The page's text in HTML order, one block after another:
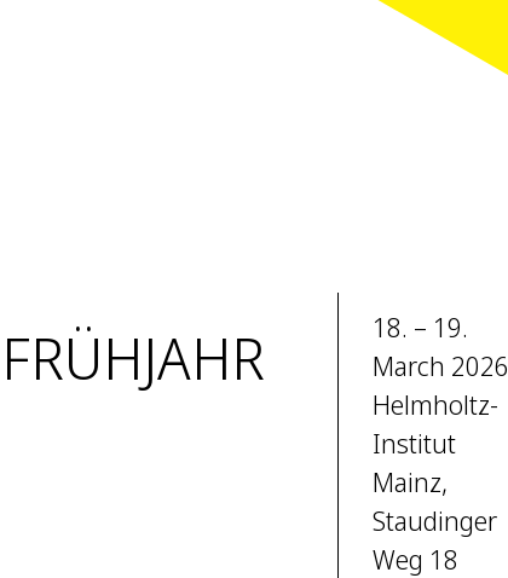
18. – 19.
March 2026
Helmholtz-
Institut
Mainz,
Staudinger
Weg 18